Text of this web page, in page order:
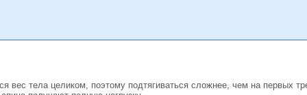
вес тела целиком, поэтому подтягиваться сложнее, чем на первых